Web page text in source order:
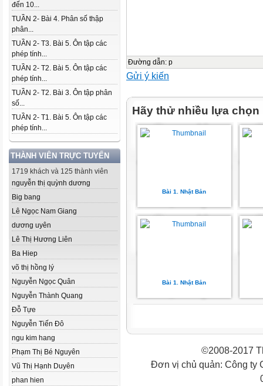
đến 10...
TUẦN 2- Bài 4. Phân số thập
phân...
TUẦN 2- T3. Bài 5. Ôn tập các
phép tính...
TUẦN 2- T2. Bài 5. Ôn tập các
phép tính...
TUẦN 2- T2. Bài 3. Ôn tập phân
số...
TUẦN 2- T1. Bài 5. Ôn tập các
phép tính...
THÀNH VIÊN TRỰC TUYẾN
1719 khách và 125 thành viên
nguyễn thị quỳnh dương
Big bang
Lê Ngọc Nam Giang
dương uyên
Lê Thị Hương Liên
Ba Hiep
võ thị hồng lý
Nguyễn Ngọc Quân
Nguyễn Thành Quang
Đỗ Tựe
Nguyễn Tiến Đô
ngu kim hang
Phạm Thị Bé Nguyên
Vũ Thị Hạnh Duyên
phan hien
Đường dẫn: p
Gửi ý kiến
Hãy thử nhiều lựa chọn
Bài 1. Nhật Bản
Bài 1. Nhật Bản
©2008-2017
Đơn vị chủ quản: Công ty